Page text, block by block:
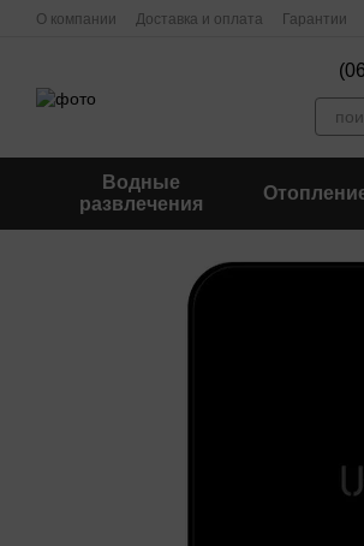
Перейти к основному контенту
О компании Доставка и оплата Гарантии
Водные
развлечения